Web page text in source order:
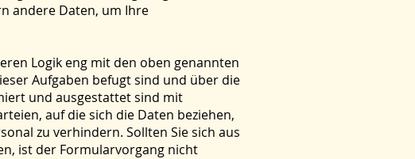
andere Daten, um Ihre
Logik eng mit den oben genannten
Aufgaben befugt sind und über die
und ausgestattet sind mit
auf die sich die Daten beziehen,
zu verhindern. Sollten Sie sich aus
ist der Formularvorgang nicht